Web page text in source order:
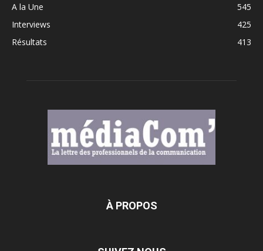
A la Une
545
Interviews
425
Résultats
413
À PROPOS